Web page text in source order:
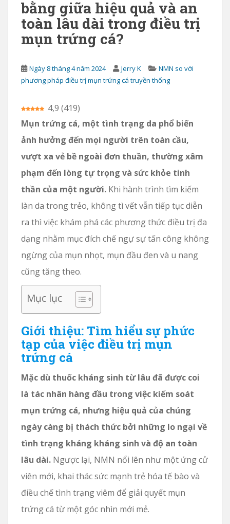
bằng giữa hiệu quả và an
toàn lâu dài trong điều trị
mụn trứng cá?
Ngày 8 tháng 4 năm 2024 Jerry K
NMN so với
phương pháp điều trị mụn trứng cá truyền thống
4,9 (419)
Mụn trứng cá, một tình trạng da phổ biến
ảnh hưởng đến mọi người trên toàn cầu,
vượt xa vẻ bề ngoài đơn thuần, thường xâm
phạm đến lòng tự trọng và sức khỏe tinh
thần của một người. Khi hành trình tìm kiếm
làn da trong trẻo, không tì vết vẫn tiếp tục diễn
ra thì việc khám phá các phương thức điều trị đa
dạng nhằm mục đích chế ngự sự tấn công không
ngừng của mụn nhọt, mụn đầu đen và u nang
cũng tăng theo.
Mục lục
Giới thiệu: Tìm hiểu sự phức
tạp của việc điều trị mụn
trứng cá
Mặc dù thuốc kháng sinh từ lâu đã được coi
là tác nhân hàng đầu trong việc kiểm soát
mụn trứng cá, nhưng hiệu quả của chúng
ngày càng bị thách thức bởi những lo ngại về
tình trạng kháng kháng sinh và độ an toàn
lâu dài. Ngược lại, NMN nổi lên như một ứng cử
viên mới, khai thác sức mạnh trẻ hóa tế bào và
điều chế tình trạng viêm để giải quyết mụn
trứng cá từ một góc nhìn mới mẻ.